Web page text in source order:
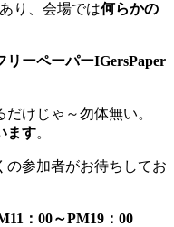
り、会場では何らかの
ーペーパーIGersPaper
けじゃ～勿体無い。
ます。
の参加者がお待ちしてお
：00～PM19：00